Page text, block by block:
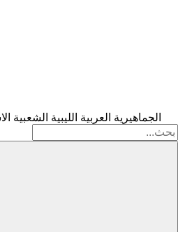
الجماهيرية العربية الليبية الشعبية